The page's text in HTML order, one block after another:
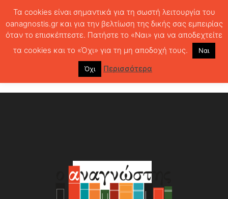
Τα Λογοτεχνικά Βραβεία του Αναγνώστη 2016
Τα Λογοτεχνικά Βραβεία του
Αναγνώστη 2016
Τα cookies είναι σημαντικά για τη σωστή λειτουργία του
oanagnostis.gr και για την βελτίωση της δικής σας εμπειρίας
όταν το επισκέπτεστε. Πατήστε το «Ναι» για να αποδεχτείτε
τα cookies και το «Όχι» για τη μη αποδοχή τους.
Ναι
Όχι Περισσότερα